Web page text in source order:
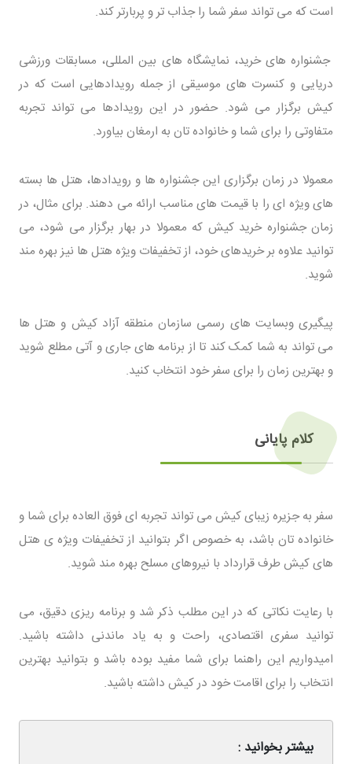
است که می تواند سفر شما را جذاب تر و پربارتر کند.
جشنواره های خرید، نمایشگاه های بین المللی، مسابقات ورزشی
دریایی و کنسرت های موسیقی از جمله رویدادهایی است که در
کیش برگزار می شود. حضور در این رویدادها می تواند تجربه
متفاوتی را برای شما و خانواده تان به ارمغان بیاورد.
معمولا در زمان برگزاری این جشنواره ها و رویدادها، هتل ها بسته
های ویژه ای را با قیمت های مناسب ارائه می دهند. برای مثال، در
زمان جشنواره خرید کیش که معمولا در بهار برگزار می شود، می
توانید علاوه بر خریدهای خود، از تخفیفات ویژه هتل ها نیز بهره مند
شوید.
پیگیری وبسایت های رسمی سازمان منطقه آزاد کیش و هتل ها
می تواند به شما کمک کند تا از برنامه های جاری و آتی مطلع شوید
و بهترین زمان را برای سفر خود انتخاب کنید.
کلام پایانی
سفر به جزیره زیبای کیش می تواند تجربه ای فوق العاده برای شما و
خانواده تان باشد، به خصوص اگر بتوانید از تخفیفات ویژه ی هتل
های کیش طرف قرارداد با نیروهای مسلح بهره مند شوید.
با رعایت نکاتی که در این مطلب ذکر شد و برنامه ریزی دقیق، می
توانید سفری اقتصادی، راحت و به یاد ماندنی داشته باشید.
امیدواریم این راهنما برای شما مفید بوده باشد و بتوانید بهترین
انتخاب را برای اقامت خود در کیش داشته باشید.
بیشتر بخوانید :